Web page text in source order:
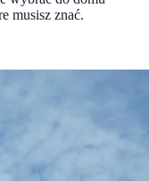
musisz znać.